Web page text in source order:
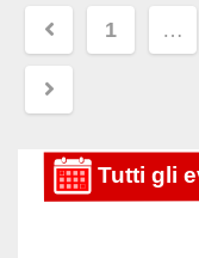
degli
articoli
1 …